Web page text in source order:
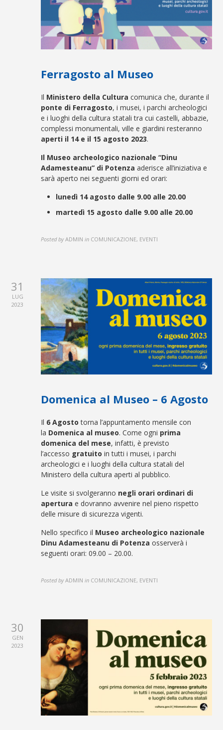
Ferragosto al Museo
Il Ministero della Cultura comunica che, durante il
ponte di Ferragosto, i musei, i parchi archeologici
e i luoghi della cultura statali tra cui castelli, abbazie,
complessi monumentali, ville e giardini resteranno
aperti il 14 e il 15 agosto 2023.
Il Museo archeologico nazionale “Dinu
Adamesteanu” di Potenza aderisce all’iniziativa e
sarà aperto nei seguenti giorni ed orari:
lunedì 14 agosto dalle 9.00 alle 20.00
martedì 15 agosto dalle 9.00 alle 20.00
Posted by ADMIN in COMUNICAZIONE, EVENTI
31
LUG
2023
Domenica al Museo – 6 Agosto
Il 6 Agosto torna l’appuntamento mensile con
la Domenica al museo. Come ogni prima
domenica del mese, infatti, è previsto
l’accesso gratuitoin tutti i musei, i parchi
archeologici e i luoghi della cultura statali del
Ministero della cultura aperti al pubblico.
Le visite si svolgeranno negli orari ordinari di
apertura e dovranno avvenire nel pieno rispetto
delle misure di sicurezza vigenti.
Nello specifico il Museo archeologico nazionale
Dinu Adamesteanu di Potenza osserverà i
seguenti orari: 09.00 – 20.00.
Posted by ADMIN in COMUNICAZIONE, EVENTI
30
GEN
2023